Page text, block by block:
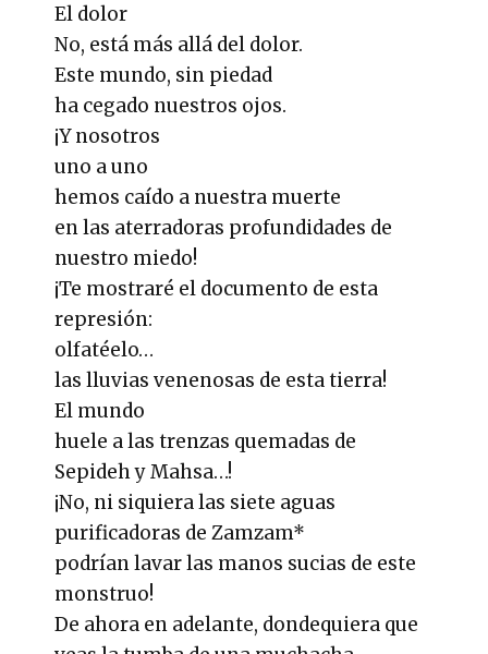
El dolor
No, está más allá del dolor.
Este mundo, sin piedad
ha cegado nuestros ojos.
¡Y nosotros
uno a uno
hemos caído a nuestra muerte
en las aterradoras profundidades de
nuestro miedo!
¡Te mostraré el documento de esta
represión:
olfatéelo…
las lluvias venenosas de esta tierra!
El mundo
huele a las trenzas quemadas de
Sepideh y Mahsa…!
¡No, ni siquiera las siete aguas
purificadoras de Zamzam*
podrían lavar las manos sucias de este
monstruo!
De ahora en adelante, dondequiera que